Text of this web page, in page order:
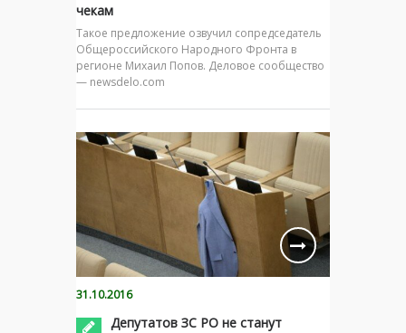
чекам
Такое предложение озвучил сопредседатель
Общероссийского Народного Фронта в
регионе Михаил Попов. Деловое сообщество
— newsdelo.com
31.10.2016
Депутатов ЗС РО не станут